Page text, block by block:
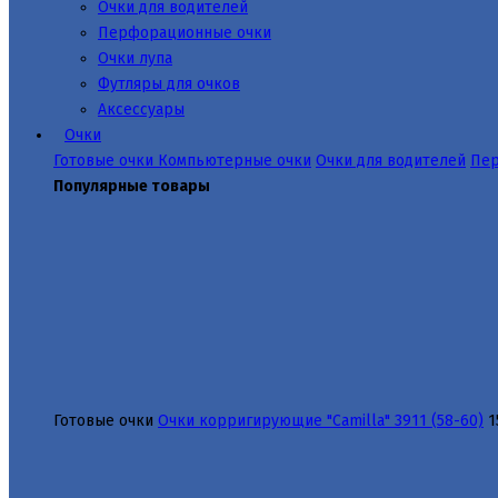
Очки для водителей
Перфорационные очки
Очки лупа
Футляры для очков
Аксессуары
Очки
Готовые очки Компьютерные очки Очки для водителей
Популярные товары
Готовые очки Очки корригирующие "Camilla" 3911 (58-60)